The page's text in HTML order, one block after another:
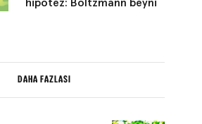
hipotez: Boltzmann beyni
DAHA FAZLASI